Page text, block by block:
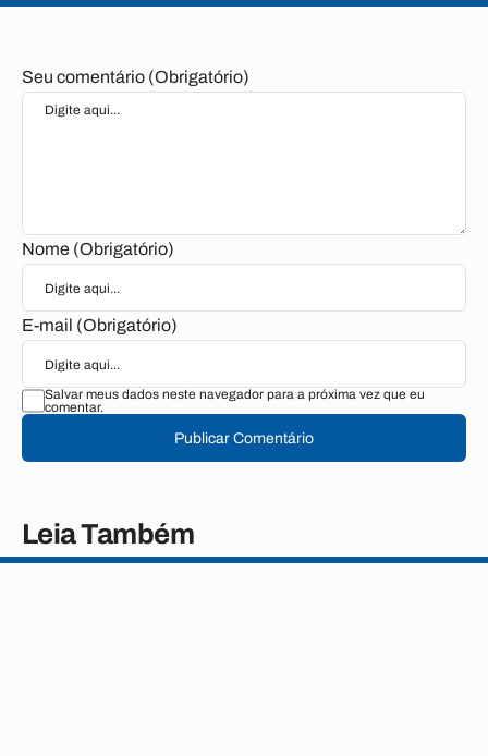
Seu comentário (Obrigatório)
Nome (Obrigatório)
E-mail (Obrigatório)
Salvar meus dados neste navegador para a próxima vez que eu
comentar.
Publicar Comentário
Leia Também